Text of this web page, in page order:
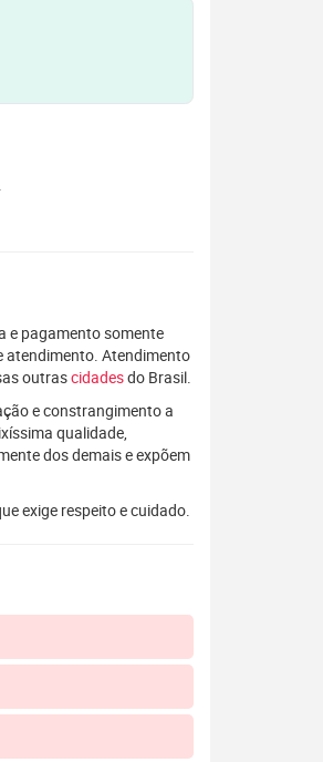
e pagamento somente
atendimento. Atendimento
outrascidadesdo Brasil.
e constrangimento a
qualidade,
dos demais e expõem
exige respeito e cuidado.